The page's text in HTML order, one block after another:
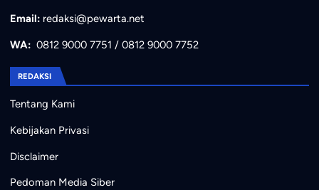
Email: redaksi@pewarta.net
WA: 0812 9000 7751 / 0812 9000 7752
REDAKSI
Tentang Kami
Kebijakan Privasi
Disclaimer
Pedoman Media Siber